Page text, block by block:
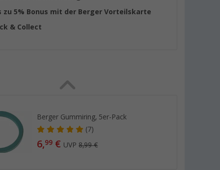
zu 5% Bonus mit der Berger Vorteilskarte
& Collect
Berger Gummiring, 5er-Pack
(7)
6,99 € UVP8,99 €